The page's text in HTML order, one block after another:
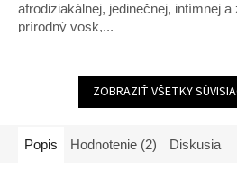
afrodiziakálnej, jedinečnej, intímnej
prírodný vosk,...
ZOBRAZIŤ VŠETKY
Popis Hodnotenie (2) Diskusia